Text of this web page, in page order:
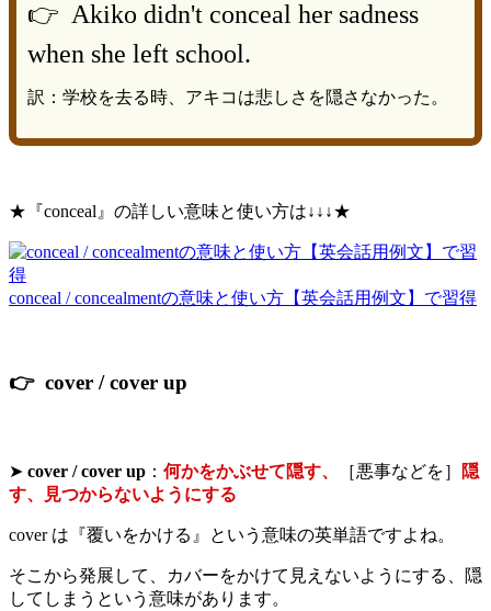
👉 Akiko didn't conceal her sadness
when she left school.
訳：学校を去る時、アキコは悲しさを隠さなかった。
★『conceal』の詳しい意味と使い方は↓↓↓★
conceal / concealmentの意味と使い方【英会話用例文】で習得
👉 cover / cover up
➤ cover / cover up ： 何かをかぶせて隠す、 ［悪事などを］
隠
す、見つからないようにする
cover は『覆いをかける』という意味の英単語ですよね。
そこから発展して、カバーをかけて見えないようにする、隠
してしまうという意味があります。